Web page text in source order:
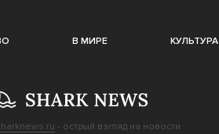
В МИРЕ КУЛЬТУРА
- острый взгляд на новости